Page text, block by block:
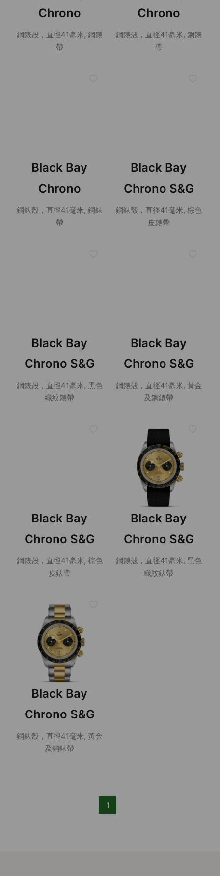
Chrono
鋼錶殼，直徑41毫米, 鋼錶
帶
Chrono
鋼錶殼，直徑41毫米, 鋼錶
帶
Black Bay
Chrono
鋼錶殼，直徑41毫米, 鋼錶
帶
Black Bay
Chrono S&G
鋼錶殼，直徑41毫米, 棕色
皮錶帶
Black Bay
Chrono S&G
鋼錶殼，直徑41毫米, 黑色
織紋錶帶
Black Bay
Chrono S&G
鋼錶殼，直徑41毫米, 黃金
及鋼錶帶
Black Bay
Chrono S&G
鋼錶殼，直徑41毫米, 棕色
皮錶帶
Black Bay
Chrono S&G
鋼錶殼，直徑41毫米, 黑色
織紋錶帶
Black Bay
Chrono S&G
鋼錶殼，直徑41毫米, 黃金
及鋼錶帶
1